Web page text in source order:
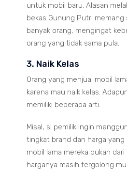
untuk mobil baru. Alasan
bekas Gunung Putri
banyak orang, mengingat
orang yang tidak sama pula.
3. Naik Kelas
Orang yang menjual mobil
karena mau naik kelas.
memiliki beberapa arti.
Misal, si pemilik ingin
tingkat brand dan harga
mobil lama mereka bukan
harganya masih tergolong